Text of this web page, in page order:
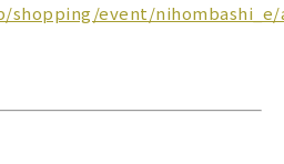
shopping/event/nihombashi_e/